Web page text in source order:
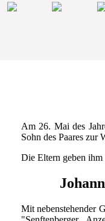
Am 26. Mai des
Sohn des Paares zur
Die Eltern geben ihm
Mit nebenstehender